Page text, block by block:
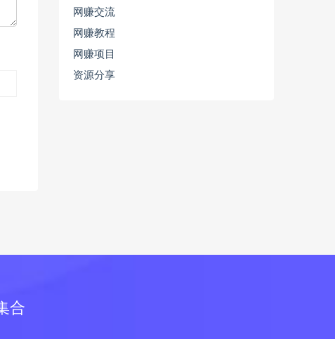
网赚交流
网赚教程
网赚项目
资源分享
合